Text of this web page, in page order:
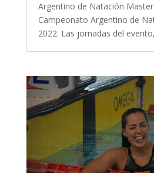
Argentino de Natación
Campeonato Argentino de
2022. Las jornadas del